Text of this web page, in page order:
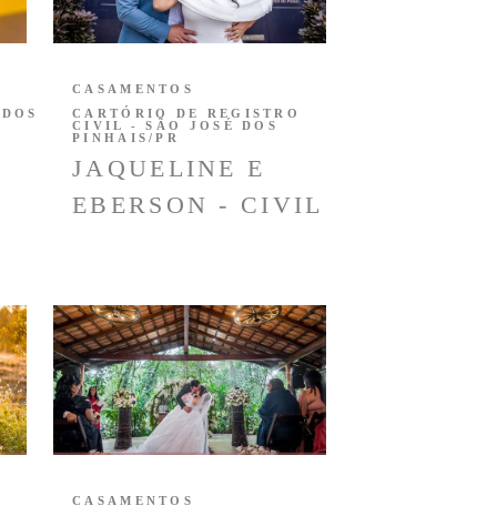
JAQUELINE E
EBERSON - CIVIL
CASAMENTOS
CARTÓRIO DE REGISTRO
CIVIL - SÃO JOSÉ DOS
PINHAIS/PR
CASAMENTOS